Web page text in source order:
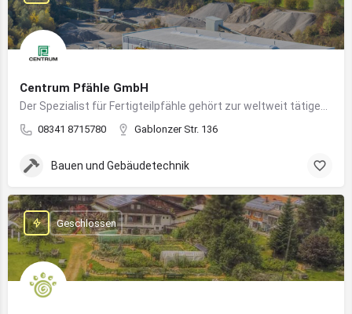
Centrum Pfähle GmbH
08341 8715780 Gablonzer Str. 136
Bauen und Gebäudetechnik
Geschlossen